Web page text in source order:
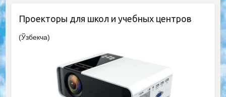
Проекторы для школ и учебных центров
(Ўзбекча)